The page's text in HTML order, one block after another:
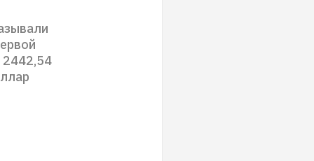
2442,54